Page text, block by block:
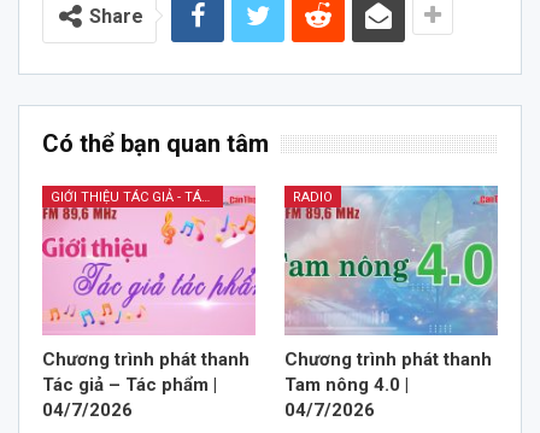
Share
Có thể bạn quan tâm
GIỚI THIỆU TÁC GIẢ - TÁC PHẨM
Chương trình phát thanh
Tác giả – Tác phẩm |
04/7/2026
RADIO
Chương trình phát thanh
Tam nông 4.0 |
04/7/2026